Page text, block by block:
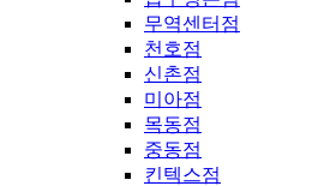
무역센터점
천호점
신촌점
미아점
목동점
중동점
킨텍스점